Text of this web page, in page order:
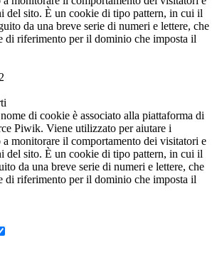
del sito. È un cookie di tipo pattern, in cui il
da una breve serie di numeri e lettere, che
di riferimento per il dominio che imposta il
di cookie è associato alla piattaforma di
Piwik. Viene utilizzato per aiutare i
monitorare il comportamento dei visitatori e
del sito. È un cookie di tipo pattern, in cui il
da una breve serie di numeri e lettere, che
di riferimento per il dominio che imposta il